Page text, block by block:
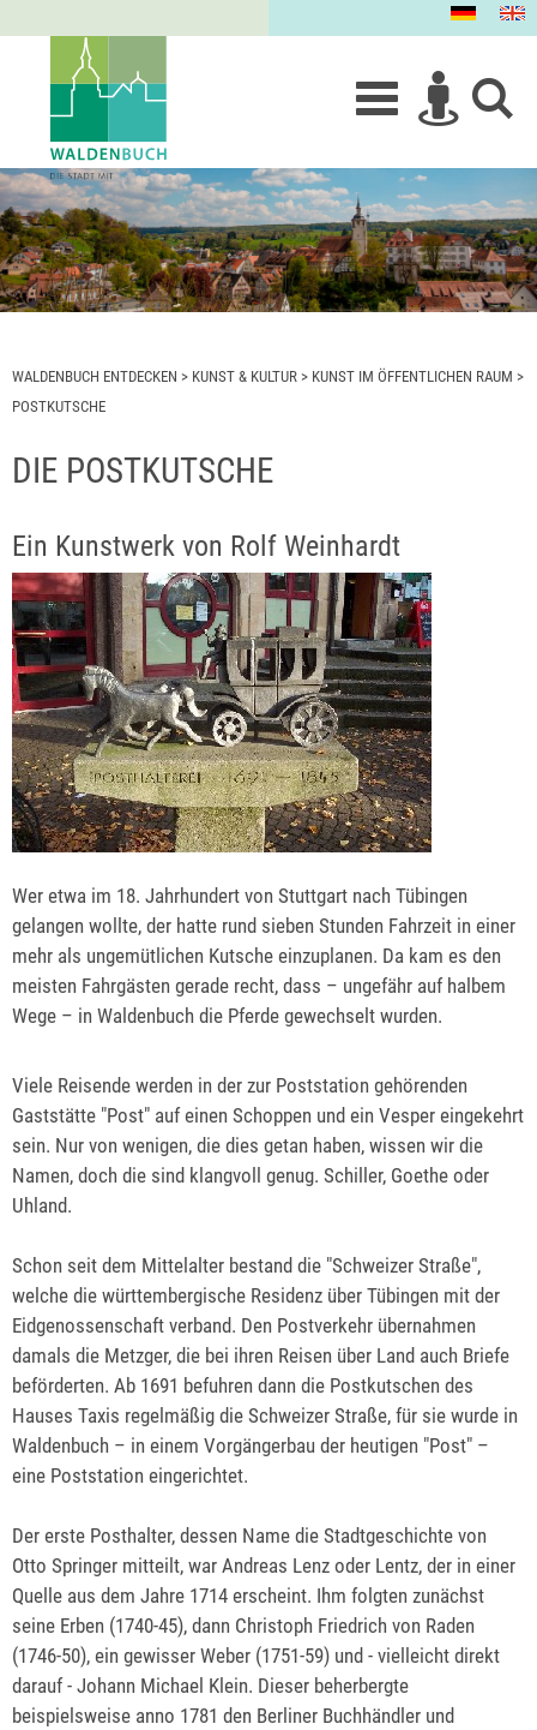
WALDENBUCH ENTDECKEN > KUNST & KULTUR > KUNST IM ÖFFENTLICHEN RAUM >
POSTKUTSCHE
DIE POSTKUTSCHE
Ein Kunstwerk von Rolf Weinhardt
Wer etwa im 18. Jahrhundert von Stuttgart nach Tübingen
gelangen wollte, der hatte rund sieben Stunden Fahrzeit in einer
mehr als ungemütlichen Kutsche einzuplanen. Da kam es den
meisten Fahrgästen gerade recht, dass – ungefähr auf halbem
Wege – in Waldenbuch die Pferde gewechselt wurden.
Viele Reisende werden in der zur Poststation gehörenden
Gaststätte "Post" auf einen Schoppen und ein Vesper eingekehrt
sein. Nur von wenigen, die dies getan haben, wissen wir die
Namen, doch die sind klangvoll genug. Schiller, Goethe oder
Uhland.
Schon seit dem Mittelalter bestand die "Schweizer Straße",
welche die württembergische Residenz über Tübingen mit der
Eidgenossenschaft verband. Den Postverkehr übernahmen
damals die Metzger, die bei ihren Reisen über Land auch Briefe
beförderten. Ab 1691 befuhren dann die Postkutschen des
Hauses Taxis regelmäßig die Schweizer Straße, für sie wurde in
Waldenbuch – in einem Vorgängerbau der heutigen "Post" –
eine Poststation eingerichtet.
Der erste Posthalter, dessen Name die Stadtgeschichte von
Otto Springer mitteilt, war Andreas Lenz oder Lentz, der in einer
Quelle aus dem Jahre 1714 erscheint. Ihm folgten zunächst
seine Erben (1740-45), dann Christoph Friedrich von Raden
(1746-50), ein gewisser Weber (1751-59) und - vielleicht direkt
darauf - Johann Michael Klein. Dieser beherbergte
beispielsweise anno 1781 den Berliner Buchhändler und